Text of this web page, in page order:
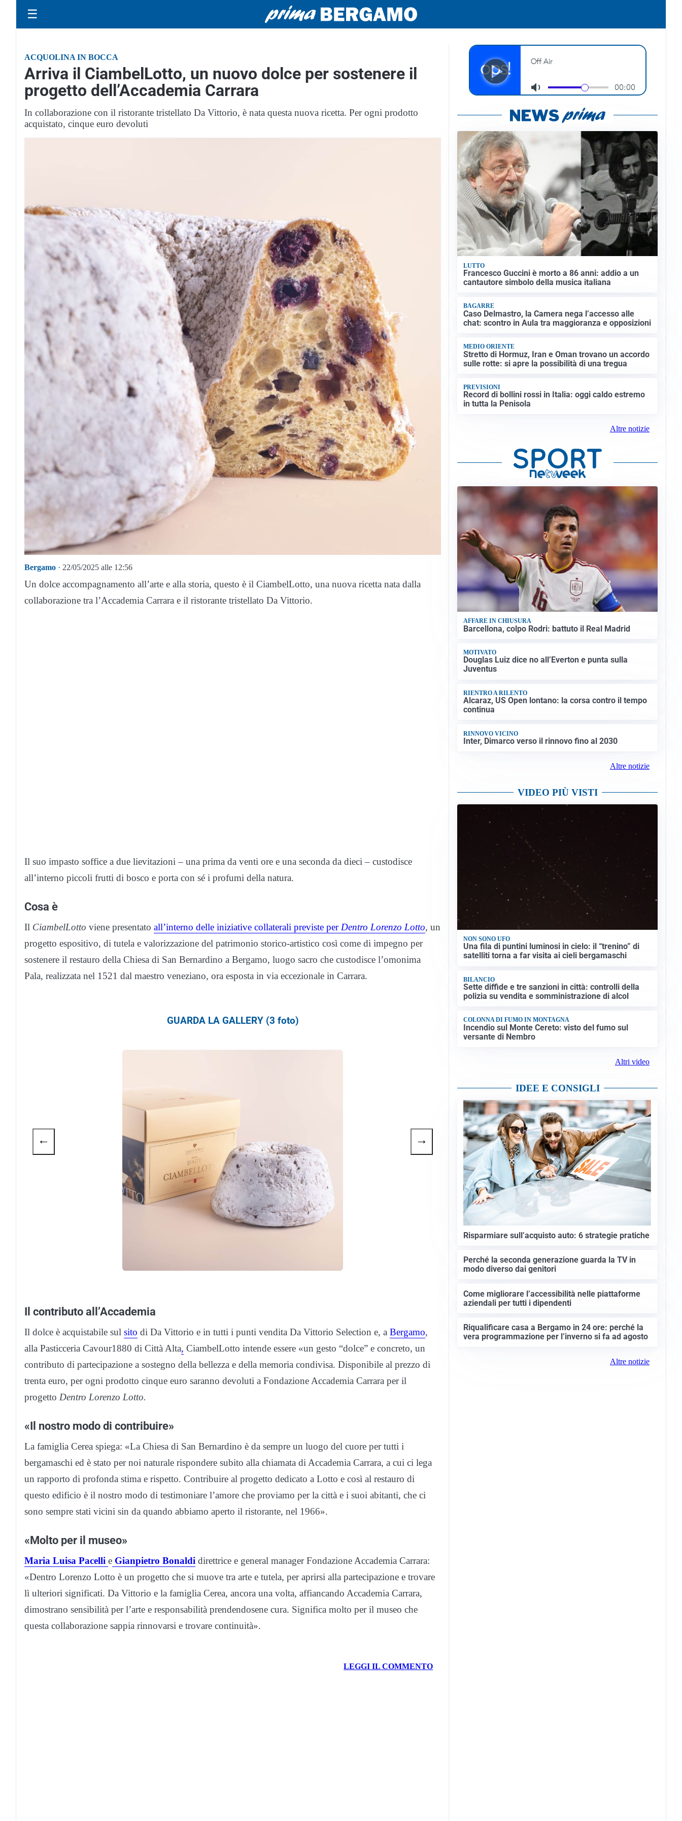
☰
ACQUOLINA IN BOCCA
Arriva il CiambelLotto, un nuovo dolce per sostenere il
progetto dell’Accademia Carrara
In collaborazione con il ristorante tristellato Da Vittorio, è nata questa nuova ricetta. Per ogni prodotto
acquistato, cinque euro devoluti
Bergamo · 22/05/2025 alle 12:56
Un dolce accompagnamento all’arte e alla storia, questo è il CiambelLotto, una nuova ricetta nata dalla
collaborazione tra l’Accademia Carrara e il ristorante tristellato Da Vittorio.
Il suo impasto soffice a due lievitazioni – una prima da venti ore e una seconda da dieci – custodisce
all’interno piccoli frutti di bosco e porta con sé i profumi della natura.
Cosa è
Il CiambelLotto viene presentato all’interno delle iniziative collaterali previste perDentro Lorenzo Lotto, un
progetto espositivo, di tutela e valorizzazione del patrimonio storico-artistico così come di impegno per
sostenere il restauro della Chiesa di San Bernardino a Bergamo, luogo sacro che custodisce l’omonima
Pala, realizzata nel 1521 dal maestro veneziano, ora esposta in via eccezionale in Carrara.
GUARDA LA GALLERY (3 foto)
← →
Il contributo all’Accademia
Il dolce è acquistabile sul sito di Da Vittorio e in tutti i punti vendita Da Vittorio Selection e, a Bergamo,
alla Pasticceria Cavour1880 di Città Alta, CiambelLotto intende essere «un gesto “dolce” e concreto, un
contributo di partecipazione a sostegno della bellezza e della memoria condivisa. Disponibile al prezzo di
trenta euro, per ogni prodotto cinque euro saranno devoluti a Fondazione Accademia Carrara per il
progetto Dentro Lorenzo Lotto.
«Il nostro modo di contribuire»
La famiglia Cerea spiega: «La Chiesa di San Bernardino è da sempre un luogo del cuore per tutti i
bergamaschi ed è stato per noi naturale rispondere subito alla chiamata di Accademia Carrara, a cui ci lega
un rapporto di profonda stima e rispetto. Contribuire al progetto dedicato a Lotto e così al restauro di
questo edificio è il nostro modo di testimoniare l’amore che proviamo per la città e i suoi abitanti, che ci
sono sempre stati vicini sin da quando abbiamo aperto il ristorante, nel 1966».
«Molto per il museo»
Maria Luisa Pacelli e Gianpietro Bonaldi direttrice e general manager Fondazione Accademia Carrara:
«Dentro Lorenzo Lotto è un progetto che si muove tra arte e tutela, per aprirsi alla partecipazione e trovare
lì ulteriori significati. Da Vittorio e la famiglia Cerea, ancora una volta, affiancando Accademia Carrara,
dimostrano sensibilità per l’arte e responsabilità prendendosene cura. Significa molto per il museo che
questa collaborazione sappia rinnovarsi e trovare continuità».
LEGGI IL COMMENTO
LUTTO
Francesco Guccini è morto a 86 anni: addio a un
cantautore simbolo della musica italiana
BAGARRE
Caso Delmastro, la Camera nega l’accesso alle
chat: scontro in Aula tra maggioranza e opposizioni
MEDIO ORIENTE
Stretto di Hormuz, Iran e Oman trovano un accordo
sulle rotte: si apre la possibilità di una tregua
PREVISIONI
Record di bollini rossi in Italia: oggi caldo estremo
in tutta la Penisola
Altre notizie
AFFARE IN CHIUSURA
Barcellona, colpo Rodri: battuto il Real Madrid
MOTIVATO
Douglas Luiz dice no all’Everton e punta sulla
Juventus
RIENTRO A RILENTO
Alcaraz, US Open lontano: la corsa contro il tempo
continua
RINNOVO VICINO
Inter, Dimarco verso il rinnovo fino al 2030
Altre notizie
VIDEO PIÙ VISTI
NON SONO UFO
Una fila di puntini luminosi in cielo: il “trenino” di
satelliti torna a far visita ai cieli bergamaschi
BILANCIO
Sette diffide e tre sanzioni in città: controlli della
polizia su vendita e somministrazione di alcol
COLONNA DI FUMO IN MONTAGNA
Incendio sul Monte Cereto: visto del fumo sul
versante di Nembro
Altri video
IDEE E CONSIGLI
Risparmiare sull’acquisto auto: 6 strategie pratiche
Perché la seconda generazione guarda la TV in
modo diverso dai genitori
Come migliorare l’accessibilità nelle piattaforme
aziendali per tutti i dipendenti
Riqualificare casa a Bergamo in 24 ore: perché la
vera programmazione per l’inverno si fa ad agosto
Altre notizie